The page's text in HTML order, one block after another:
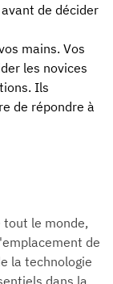
de décider
mains. Vos
les novices
Ils
de répondre à
le monde,
de
la technologie
dans la